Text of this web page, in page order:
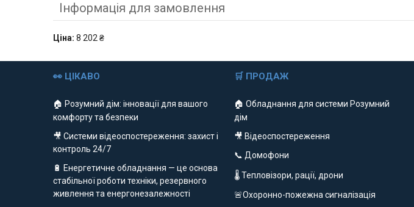
Інформація для замовлення
Ціна: 8 202 ₴
👀 ЦІКАВО
🏠 Розумний дім: інновації для вашого
комфорту та безпеки
🎥 Системи відеоспостереження: захист і
контроль 24/7
🔋 Енергетичне обладнання — це основа
стабільної роботи техніки, резервного
живлення та енергонезалежності
🛒 ПРОДАЖ
🏠 Обладнання для системи Розумний
дім
🎥 Відеоспостереження
📞 Домофони
🌡 Тепловізори, рації, дрони
🚨Охоронно-пожежна сигналізація